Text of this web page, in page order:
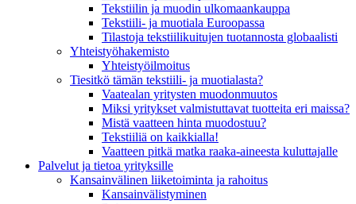
Tekstiilin ja muodin ulkomaankauppa
Tekstiili- ja muotiala Euroopassa
Tilastoja tekstiilikuitujen tuotannosta globaalisti
Yhteistyö­hakemisto
Yhteistyöilmoitus
Tiesitkö tämän tekstiili- ja muotialasta?
Vaatealan yritysten muodonmuutos
Miksi yritykset valmistuttavat tuotteita eri maissa?
Mistä vaatteen hinta muodostuu?
Tekstiiliä on kaikkialla!
Vaatteen pitkä matka raaka-aineesta kuluttajalle
Palvelut ja tietoa yrityksille
Kansainvälinen liiketoiminta ja rahoitus
Kansain­välistyminen